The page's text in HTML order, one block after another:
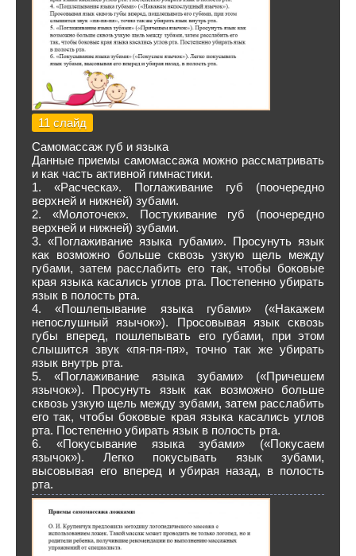
11 слайд
Самомассаж губ и языка
Данные приемы самомассажа можно рассматривать
и как часть активной гимнастики.
1. «Расческа». Поглаживание губ (поочередно
верхней и нижней) зубами.
2. «Молоточек». Постукивание губ (поочередно
верхней и нижней) зубами.
3. «Поглаживание языка губами». Просунуть язык
как возможно больше сквозь узкую щель между
губами, затем расслабить его так, чтобы боковые
края языка касались углов рта. Постепенно убирать
язык в полость рта.
4. «Пошлепывание языка губами» («Накажем
непослушный язычок»). Просовывая язык сквозь
губы вперед, пошлепывать его губами, при этом
слышится звук «пя-пя-пя», точно так же убирать
язык внутрь рта.
5. «Поглаживание языка зубами» («Причешем
язычок»). Просунуть язык как возможно больше
сквозь узкую щель между зубами, затем расслабить
его так, чтобы боковые края языка касались углов
рта. Постепенно убирать язык в полость рта.
6. «Покусывание языка зубами» («Покусаем
язычок»). Легко покусывать язык зубами,
высовывая его вперед и убирая назад, в полость
рта.